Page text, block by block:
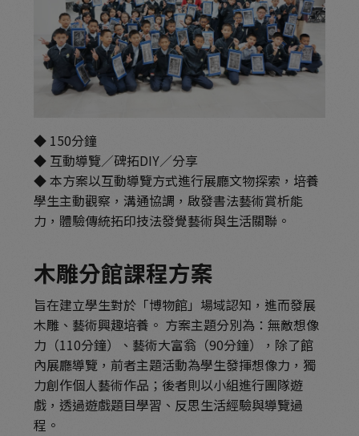
◆ 150分鐘
◆ 互動導覽／碑拓DIY／分享
◆ 本方案以互動導覽方式進行展廳文物探索，培養
學生主動觀察，溝通協調，啟發書法藝術賞析能
力，體驗傳統拓印技法發覺藝術與生活關聯。
木雕分館課程方案
旨在建立學生對於「博物館」場域認知，進而發展
木雕、藝術興趣培養。 方案主題分別為：無敵想像
力（110分鐘）、藝術大富翁（90分鐘），除了館
內展廳導覽，前者主題活動為學生發揮想像力，獨
力創作個人藝術作品；後者則以小組進行團隊遊
戲，透過遊戲題目學習、反思生活經驗與導覽過
程。